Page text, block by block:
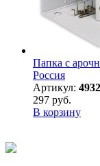
Папка с
Россия
Артикул: 4932
297 руб.
В корзину